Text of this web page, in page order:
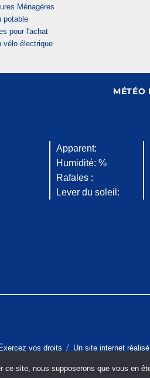
Ménagères
potable
pour l'achat
vélo électrique
MÉTÉO
Apparent:
Humidité: %
Rafales :
Lever du soleil:
vos droits Un site internet
ce site, nous supposerons que vous en